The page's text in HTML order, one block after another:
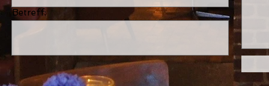
Betreff: